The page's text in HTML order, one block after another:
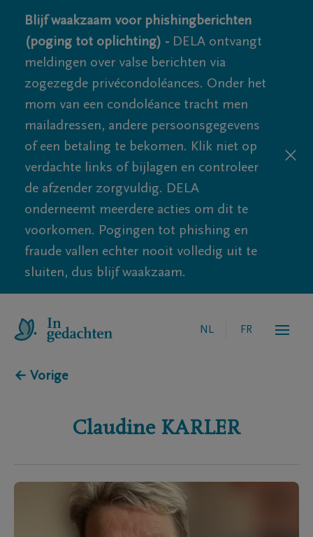
Blijf waakzaam voor phishingberichten
(poging tot oplichting) - DELA ontvangt
meldingen over valse berichten via
zogezegde privécondoléances. Onder het
mom van een condoléance tracht men
mailadressen, andere persoonsgegevens
of een betaling te bekomen. Klik niet op
verdachte links of bijlagen en controleer
de afzender zorgvuldig. DELA
onderneemt meerdere acties om dit te
voorkomen. Pogingen tot phishing en
fraude vallen echter nooit volledig uit te
sluiten, dus blijf waakzaam.
NL FR
← Vorige
Claudine KARLER